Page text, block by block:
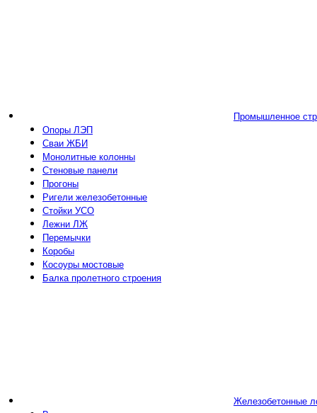
Промышленное
Опоры ЛЭП
Сваи ЖБИ
Монолитные колонны
Стеновые панели
Прогоны
Ригели железобетонные
Стойки УСО
Лежни ЛЖ
Перемычки
Коробы
Косоуры мостовые
Балка пролетного строения
Железобетонные